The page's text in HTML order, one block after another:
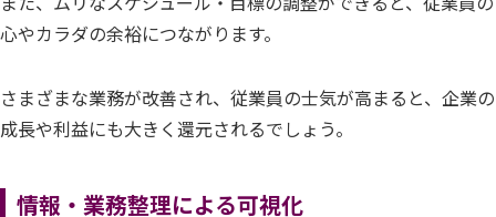
心やカラダの余裕につながります。
さまざまな業務が改善され、従業員の士気が高まると、企業の
成長や利益にも大きく還元されるでしょう。
情報・業務整理による可視化